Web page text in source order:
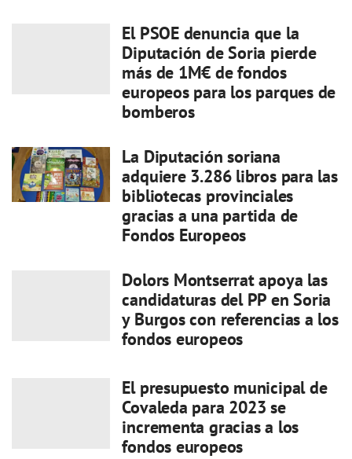
El PSOE denuncia que la
Diputación de Soria pierde
más de 1M€ de fondos
europeos para los parques de
bomberos
La Diputación soriana
adquiere 3.286 libros para las
bibliotecas provinciales
gracias a una partida de
Fondos Europeos
Dolors Montserrat apoya las
candidaturas del PP en Soria
y Burgos con referencias a los
fondos europeos
El presupuesto municipal de
Covaleda para 2023 se
incrementa gracias a los
fondos europeos